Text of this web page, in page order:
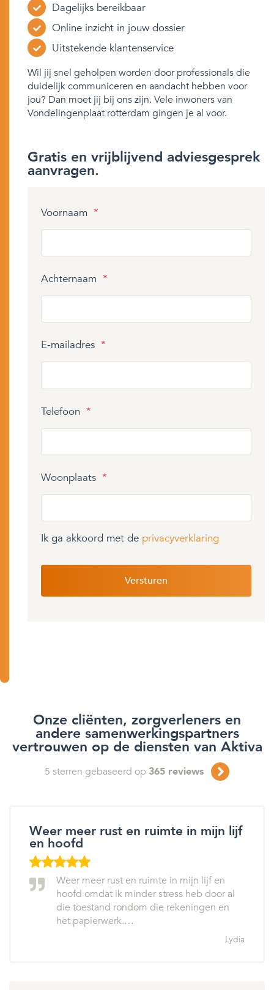
Dagelijks bereikbaar
Online inzicht in jouw dossier
Uitstekende klantenservice
Wil jij snel geholpen worden door professionals die
duidelijk communiceren en aandacht hebben voor
jou? Dan moet jij bij ons zijn. Vele inwoners van
Vondelingenplaat rotterdam gingen je al voor.
Gratis en vrijblijvend adviesgesprek
aanvragen.
Voornaam *
Achternaam *
E-mailadres *
Telefoon *
Woonplaats *
Ik ga akkoord met de privacyverklaring
Onze cliënten, zorgverleners en
andere samenwerkingspartners
vertrouwen op de diensten van Aktiva
5 sterren gebaseerd op 365 reviews
Weer meer rust en ruimte in mijn lijf
en hoofd
Weer meer rust en ruimte in mijn lijf en
hoofd omdat ik minder stress heb door al
die toestand rondom die rekeningen en
het papierwerk.…
Lydia